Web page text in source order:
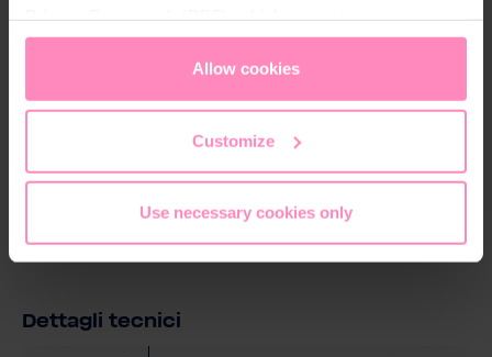
appropriate level of data protection. You canaccept all
only allow necessary cookies
access and change your chosen setting at any time in
Allow cookies
Customize
Use necessary cookies only
Complementato damacchine da caffè espresso e
capolavoro. Scoprilo ora!
DOLCEVITA!
Dettagli tecnici